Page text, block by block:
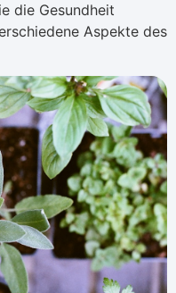
die Gesundheit
Aspekte des